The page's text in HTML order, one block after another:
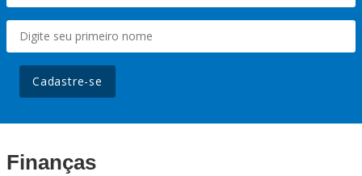
Cadastre-se
Finanças